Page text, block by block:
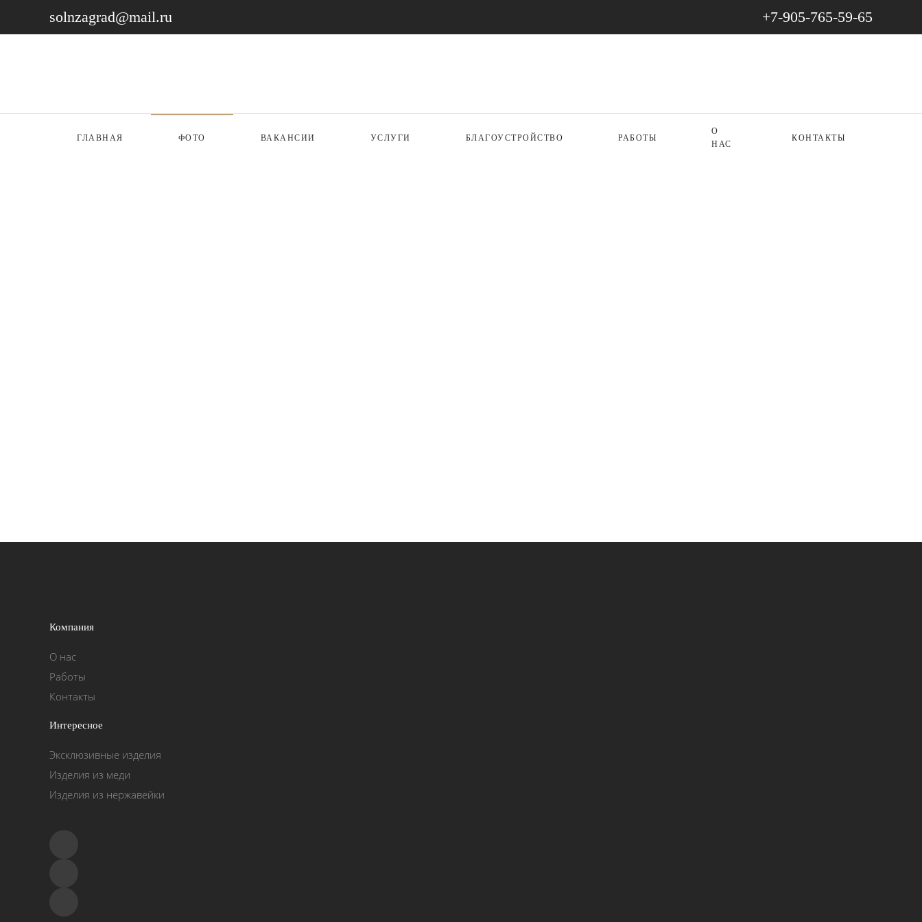
solnzagrad@mail.ru +7-905-765-59-65
ГЛАВНАЯ ФОТО ВАКАНСИИ УСЛУГИ БЛАГОУСТРОЙСТВО РАБОТЫ
О
НАС
КОНТАКТЫ
Компания
О нас
Работы
Контакты
Интересное
Эксклюзивные изделия
Изделия из меди
Изделия из нержавейки